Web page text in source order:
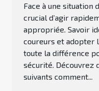
Face à une situation
crucial d’agir
appropriée. Savoir
coureurs et adopter
toute la différence
sécurité. Découvrez
suivants comment...